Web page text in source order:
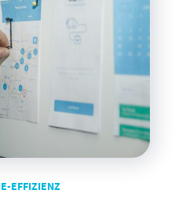
EFFIZIENZ